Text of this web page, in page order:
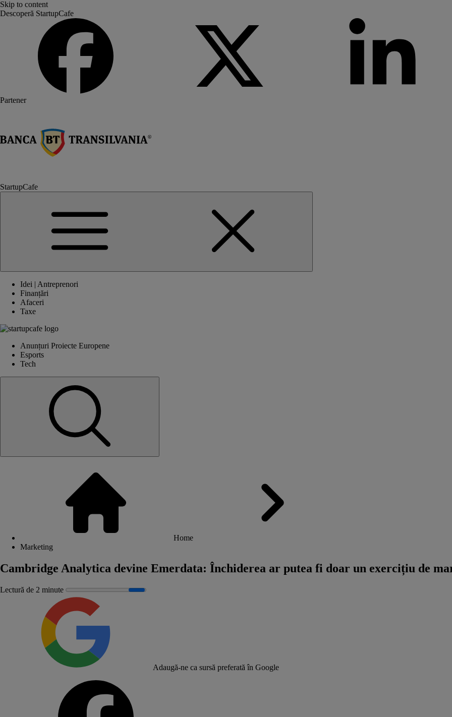
Skip to content
Descoperă StartupCafe
Partener
StartupCafe
Idei | Antreprenori
Finanțări
Afaceri
Taxe
Anunțuri Proiecte Europene
Esports
Tech
Home
Marketing
Cambridge Analytica devine Emerdata: Închiderea ar putea fi doar un exercițiu de
Lectură de 2 minute
Adaugă-ne ca sursă preferată în Google